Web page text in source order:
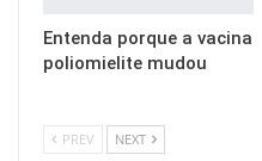
Entenda porque a vacina
poliomielite mudou
PREV NEXT